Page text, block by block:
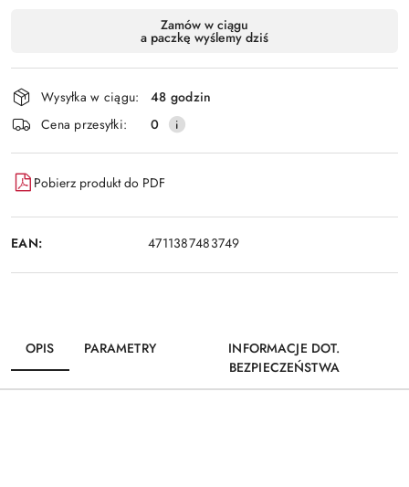
Wyślij
dostawa
Zamów w ciągu
a paczkę wyślemy dziś
Wysyłka w ciągu:
48 godzin
Cena przesyłki:
0
Pobierz produkt do PDF
EAN: 4711387483749
OPIS PARAMETRY
INFORMACJE DOT.
BEZPIECZEŃSTWA